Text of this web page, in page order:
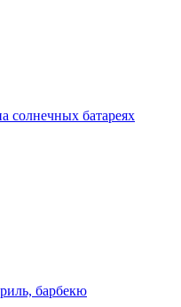
солнечных батареях
барбекю